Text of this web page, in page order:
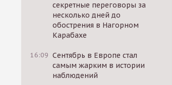
секретные переговоры за
несколько дней до
обострения в Нагорном
Карабахе
16:09 Сентябрь в Европе стал
самым жарким в истории
наблюдений